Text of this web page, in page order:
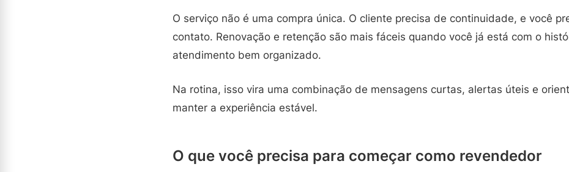
O serviço não é uma compra única. O cliente precisa de continuidade, e você
contato. Renovação e retenção são mais fáceis quando você já está com o
atendimento bem organizado.
Na rotina, isso vira uma combinação de mensagens curtas, alertas úteis e
manter a experiência estável.
O que você precisa para começar como revendedor